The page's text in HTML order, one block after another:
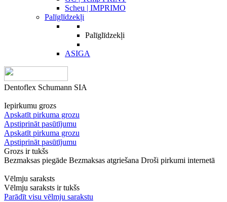
Scheu | IMPRIMO
Palīglīdzekļi
Palīglīdzekļi
ASIGA
Dentoflex Schumann SIA
Iepirkumu grozs
Apskatīt pirkuma grozu
Apstiprināt pasūtījumu
Apskatīt pirkuma grozu
Apstiprināt pasūtījumu
Grozs ir tukšs
Bezmaksas piegāde Bezmaksas atgriešana Droši pirkumi internetā
Vēlmju saraksts
Vēlmju saraksts ir tukšs
Parādīt visu vēlmju sarakstu